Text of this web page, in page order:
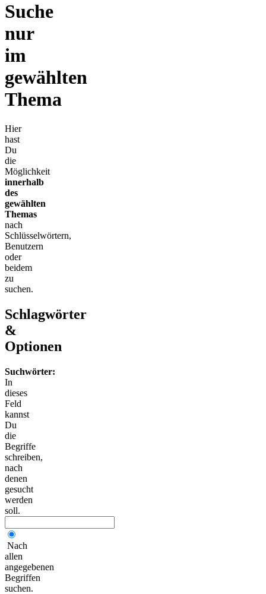
Suche
nur
im
gewählten
Thema
Hier
hast
Du
die
Möglichkeit
innerhalb
des
gewählten
Themas
nach
Schlüsselwörtern,
Benutzern
oder
beidem
zu
suchen.
Schlagwörter
&
Optionen
Suchwörter:
In
dieses
Feld
kannst
Du
die
Begriffe
schreiben,
nach
denen
gesucht
werden
soll.
Nach
allen
angegebenen
Begriffen
suchen.